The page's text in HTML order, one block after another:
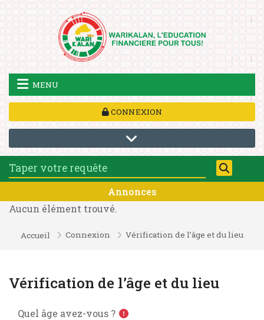
MENU
CONNEXION
Annonces
Aucun élément trouvé.
Accueil Connexion Vérification de l’âge et du lieu
Vérification de l’âge et du lieu
Quel âge avez-vous ?